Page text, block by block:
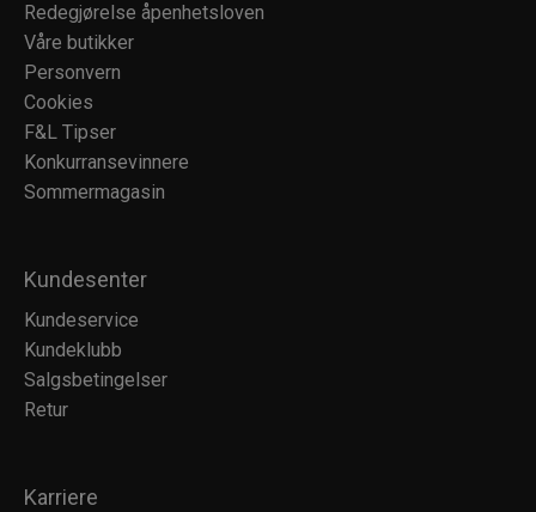
Redegjørelse åpenhetsloven
Våre butikker
Personvern
Cookies
F&L Tipser
Konkurransevinnere
Sommermagasin
Kundesenter
Kundeservice
Kundeklubb
Salgsbetingelser
Retur
Karriere